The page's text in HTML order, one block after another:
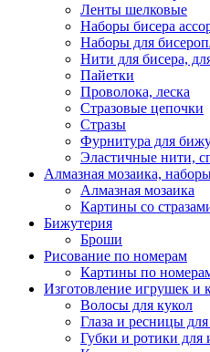
Ленты шелковые
Наборы бисера
Наборы для
Нити для бисера,
Пайетки
Проволока, леска
Стразовые цепочки
Стразы
Фурнитура для
Эластичные нити,
Алмазная мозаика,
Алмазная мозаика
Картины co
Бижутерия
Броши
Рисование по номерам
Картины по
Изготовление игрушек и
Волосы для кукол
Глаза и ресницы
Губки и ротики для